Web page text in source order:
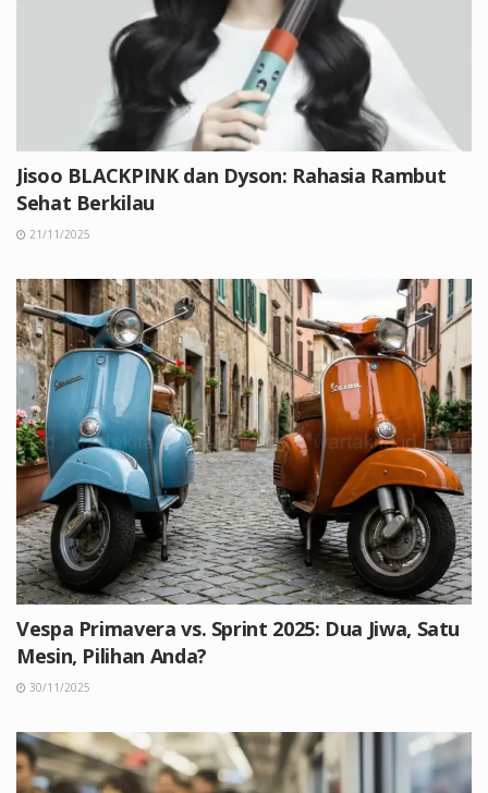
Jisoo BLACKPINK dan Dyson: Rahasia Rambut
Sehat Berkilau
21/11/2025
Vespa Primavera vs. Sprint 2025: Dua Jiwa, Satu
Mesin, Pilihan Anda?
30/11/2025